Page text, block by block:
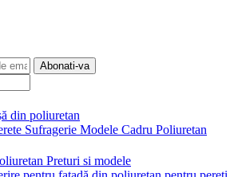
Abonati-va
din poliuretan
Sufragerie Modele Cadru Poliuretan
Preturi si modele